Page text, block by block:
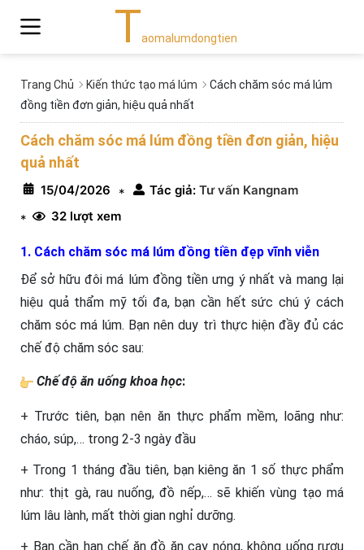
Taomalumdongtien
Trang Chủ Kiến thức tạo má lúm
Cách chăm sóc má lúm
đồng tiền đơn giản, hiệu quả nhất
Cách chăm sóc má lúm đồng tiền đơn giản, hiệu
quả nhất
15/04/2026 * Tác giả: Tư vấn Kangnam
*
32 lượt xem
1. Cách chăm sóc má lúm đồng tiền đẹp vĩnh viễn
Để sở hữu đôi má lúm đồng tiền ưng ý nhất và mang lại
hiệu quả thẩm mỹ tối đa, bạn cần hết sức chú ý cách
chăm sóc má lúm. Bạn nên duy trì thực hiện đầy đủ các
chế độ chăm sóc sau:
Chế độ ăn uống khoa học:
+ Trước tiên, bạn nên ăn thực phẩm mềm, loãng như:
cháo, súp,… trong 2-3 ngày đầu
+ Trong 1 tháng đầu tiên, bạn kiêng ăn 1 số thực phẩm
như: thịt gà, rau nuống, đồ nếp,… sẽ khiến vùng tạo má
lúm lâu lành, mất thời gian nghỉ dưỡng.
+ Bạn cần hạn chế ăn đồ ăn cay nóng, không uống rượu